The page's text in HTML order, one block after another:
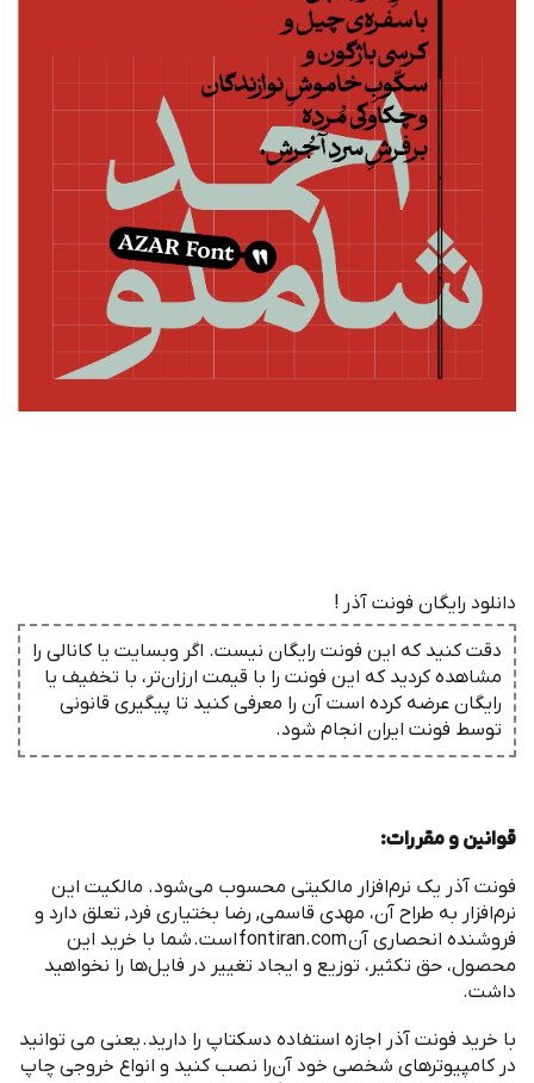
دانلود رایگان فونت آذر !
دقت کنید که این فونت رایگان نیست. اگر وبسایت یا کانالی را
مشاهده کردید که این فونت را با قیمت ارزان‌تر، با تخفیف یا
رایگان عرضه کرده است آن را معرفی کنید تا پیگیری قانونی
توسط فونت ‌ایران انجام شود.
قوانین و مقررات:
‌فونت آذر یک نرمافزار مالکیتی محسوب میشود. مالکیت این
نرمافزار به طراح آن، مهدی قاسمی, رضا بختیاری فرد, تعلق دارد و
فروشنده انحصاری آنfontiran.comاست.شما با خرید این
محصول، حق تکثیر، توزیع و ایجاد تغییر در فایلها را نخواهید
داشت.
با خرید ‌فونت آذر اجازه استفاده دسکتاپ را دارید.یعنی می توانید
در کامپیوترهای شخصی خود آنرا نصب کنید و انواع خروجی چاپ